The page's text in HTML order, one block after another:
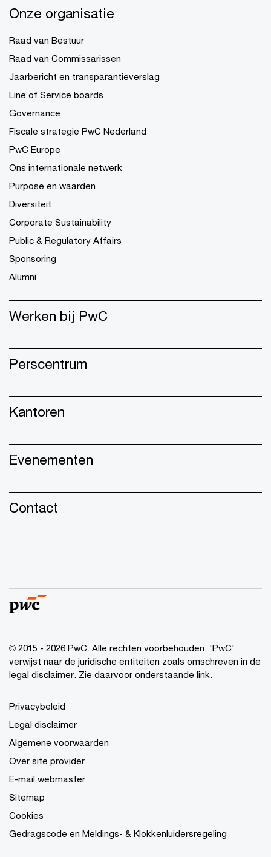
Onze organisatie
Raad van Bestuur
Raad van Commissarissen
Jaarbericht en transparantieverslag
Line of Service boards
Governance
Fiscale strategie PwC Nederland
PwC Europe
Ons internationale netwerk
Purpose en waarden
Diversiteit
Corporate Sustainability
Public & Regulatory Affairs
Sponsoring
Alumni
Werken bij PwC
Perscentrum
Kantoren
Evenementen
Contact
© 2015 - 2026 PwC. Alle rechten voorbehouden. 'PwC'
verwijst naar de juridische entiteiten zoals omschreven in de
legal disclaimer. Zie daarvoor onderstaande link.
Privacybeleid
Legal disclaimer
Algemene voorwaarden
Over site provider
E-mail webmaster
Sitemap
Cookies
Gedragscode en Meldings- & Klokkenluidersregeling